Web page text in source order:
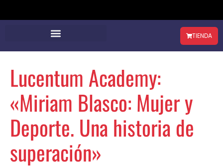
TIENDA
Lucentum Academy:
«Miriam Blasco: Mujer y
Deporte. Una historia de
superación»